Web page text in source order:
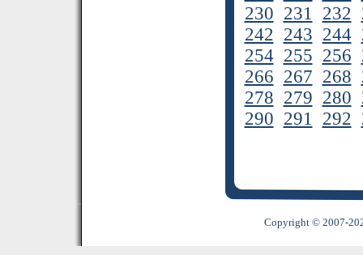
230 231 232
242 243 244
254 255 256
266 267 268
278 279 280
290 291 292
Copyright © 2007-